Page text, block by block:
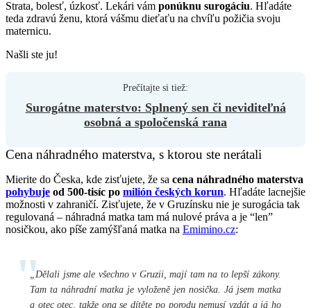
Strata, bolesť, úzkosť. Lekári vám ponúknu surogáciu. Hľadáte
teda zdravú ženu, ktorá vášmu dieťaťu na chvíľu požičia svoju
maternicu.
Našli ste ju!
Surogátne materstvo: Splnený sen či neviditeľná
osobná a spoločenská rana
Cena náhradného materstva, s ktorou ste nerátali
Mierite do Česka, kde zisťujete, že sa cena náhradného materstva
pohybuje od 500-tisíc po milión českých korun. Hľadáte lacnejšie
možnosti v zahraničí. Zisťujete, že v Gruzínsku nie je surogácia tak
regulovaná – náhradná matka tam má nulové práva a je “len”
nosičkou, ako píše zamýšľaná matka na Emimino.cz:
„Dělali jsme ale všechno v Gruzii, mají tam na to lepší zákony.
Tam ta náhradní matka je vyloženě jen nosička. Já jsem matka
a otec otec, takže ona se dítěte po porodu nemusí vzdát a já ho